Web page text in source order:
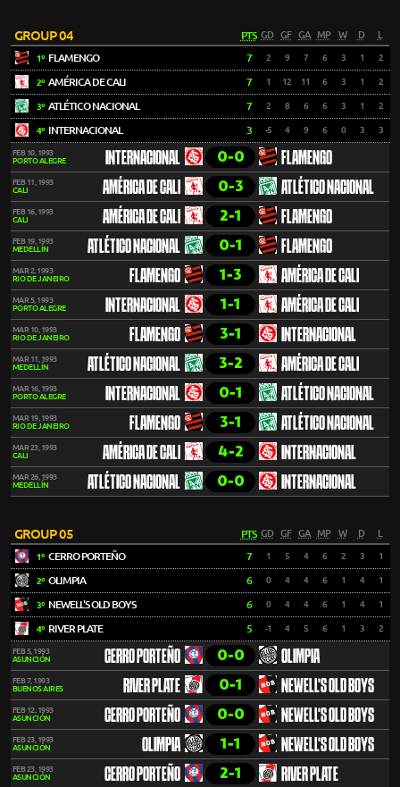
GROUP 04 PTS GD GF GA MP W D
1º FLAMENGO 7 2 9 7 6 3 1 2
2º AMÉRICA DE CALI 7 1 12 11 6 3 1 2
3º ATLÉTICO NACIONAL 7 2 8 6 6 3 1 2
4º INTERNACIONAL 3 -5 4 9 6 0 3 3
FEB 10, 1993
PORTO ALEGRE
INTERNACIONAL 0-0 FLAMENGO
FEB 11, 1993
CALI
AMÉRICA DE CALI 0-3 ATLÉTICO NACIONAL
FEB 16, 1993
CALI
AMÉRICA DE CALI 2-1 FLAMENGO
FEB 19, 1993
MEDELLÍN
ATLÉTICO NACIONAL 0-1 FLAMENGO
MAR 2, 1993
RIO DE JANEIRO
FLAMENGO 1-3 AMÉRICA DE CALI
MAR 5, 1993
PORTO ALEGRE
INTERNACIONAL 1-1 AMÉRICA DE CALI
MAR 10, 1993
RIO DE JANEIRO
FLAMENGO 3-1 INTERNACIONAL
MAR 11, 1993
MEDELLÍN
ATLÉTICO NACIONAL 3-2 AMÉRICA DE CALI
MAR 16, 1993
PORTO ALEGRE
INTERNACIONAL 0-1 ATLÉTICO NACIONAL
MAR 19, 1993
RIO DE JANEIRO
FLAMENGO 3-1 ATLÉTICO NACIONAL
MAR 23, 1993
CALI
AMÉRICA DE CALI 4-2 INTERNACIONAL
MAR 26, 1993
MEDELLÍN
ATLÉTICO NACIONAL 0-0 INTERNACIONAL
GROUP 05 PTS GD GF GA MP W D
1º CERRO PORTEÑO 7 1 5 4 6 2 3 1
2º OLIMPIA 6 0 4 4 6 1 4 1
3º NEWELL'S OLD BOYS 6 0 4 4 6 1 4 1
4º RIVER PLATE 5 -1 4 5 6 1 3 2
FEB 5, 1993
ASUNCIÓN
CERRO PORTEÑO 0-0 OLIMPIA
FEB 7, 1993
BUENOS AIRES
RIVER PLATE 0-1 NEWELL'S OLD BOYS
FEB 12, 1993
ASUNCIÓN
CERRO PORTEÑO 0-0 NEWELL'S OLD BOYS
FEB 23, 1993
ASUNCIÓN
OLIMPIA 1-1 NEWELL'S OLD BOYS
FEB 23, 1993
ASUNCIÓN
CERRO PORTEÑO 2-1 RIVER PLATE